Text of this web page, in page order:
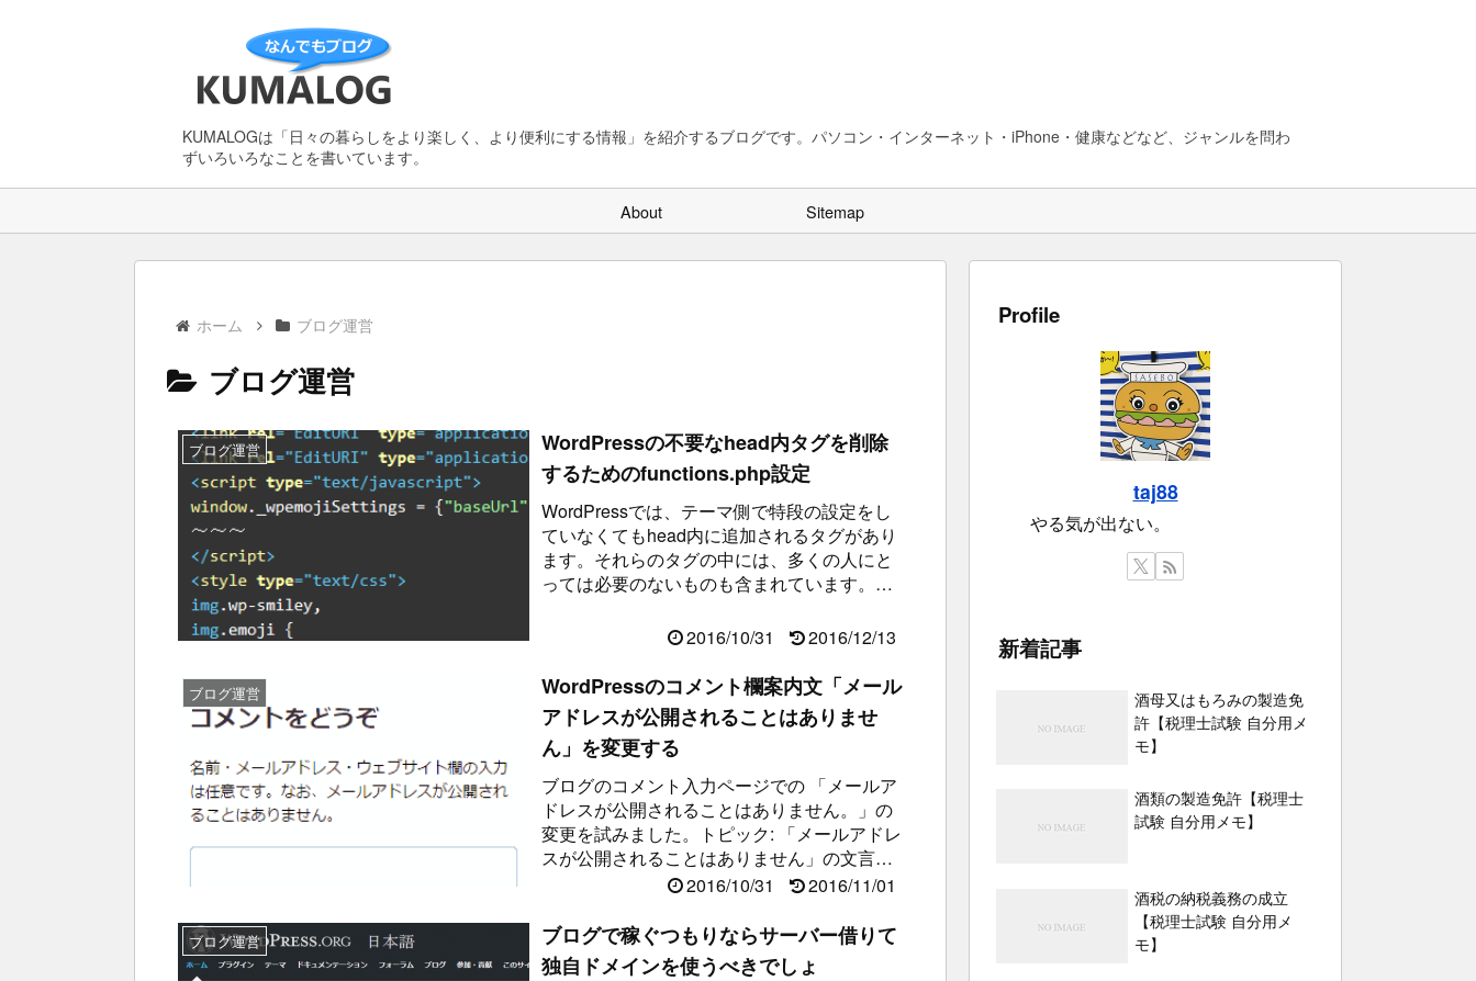
KUMALOGは「日々の暮らしをより楽しく、より便利にする情報」を紹介するブログです。パソコン・インターネット・iPhone・健康などなど、ジャンルを問わ
ずいろいろなことを書いています。
About Sitemap
ホーム ブログ運営
ブログ運営
ブログ運営
WordPressの不要なhead内タグを削除
するためのfunctions.php設定
WordPressでは、テーマ側で特段の設定をし
ていなくてもhead内に追加されるタグがあり
ます。それらのタグの中には、多くの人にと
っては必要のないものも含まれています。そ
2016/10/31
2016/12/13
ブログ運営
WordPressのコメント欄案内文「メール
アドレスが公開されることはありませ
ん」を変更する
ブログのコメント入力ページでの 「メールア
ドレスが公開されることはありません。」の
変更を試みました。トピック: 「メールアドレ
スが公開されることはありません」の文言が
変更できない « サポートフォーラ...
2016/10/31 2016/11/01
ブログ運営
ブログで稼ぐつもりならサーバー借りて
独自ドメインを使うべきでしょ
Profile
taj88
やる気が出ない。
新着記事
酒母又はもろみの製造免
許【税理士試験 自分用メ
モ】
酒類の製造免許【税理士
試験 自分用メモ】
酒税の納税義務の成立
【税理士試験 自分用メ
モ】